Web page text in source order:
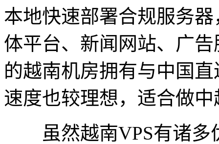
本地快速部署合规服务
体平台、新闻网站、广
的越南机房拥有与中国
速度也较理想，适合做
虽然越南VPS有诸多